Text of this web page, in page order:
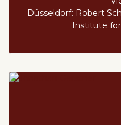
Düsseldorf: Robert
Institute